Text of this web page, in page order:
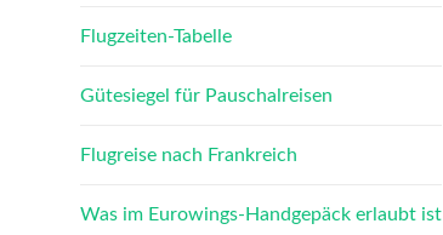
Flugzeiten-Tabelle
Gütesiegel für Pauschalreisen
Flugreise nach Frankreich
Was im Eurowings-Handgepäck erlaubt ist